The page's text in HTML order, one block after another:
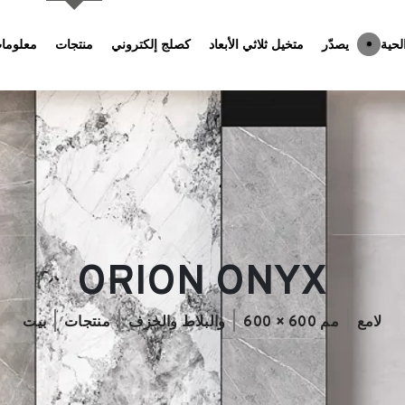
منتجات كصلج إلكتروني متخيل ثلاثي الأبعاد يصدّر
ORION ONYX
بيت منتجات والبلاط والخزف 600 × 600 مم لامع